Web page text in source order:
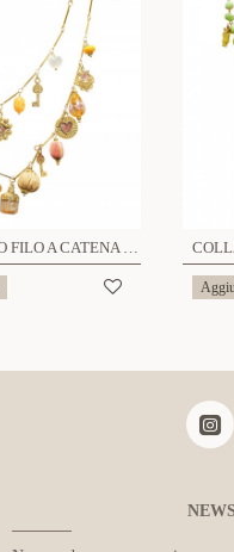
COLLANA DOPPIO FILO A CATENA CON CHARMS - YNK25200C392